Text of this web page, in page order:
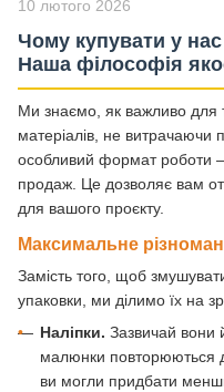
10 лютого 2026
Чому купувати у
Наша філософія
Ми знаємо, як важливо для
матеріалів, не
особливий формат роботи
продаж. Це дозволяє вам
для вашого проєкту.
Максимальне
Замість того, щоб
упаковки, ми ділимо їх на
•
Наліпки. Зазвичай вони
малюнки повторюються
ви могли придбати